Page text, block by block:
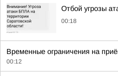
Отбой угрозы
00:18
Временные ограничения на
00:12